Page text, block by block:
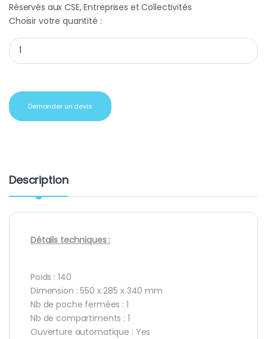
Réservés aux CSE, Entreprises et Collectivités
Choisir votre quantité :
Cadeaux d'affaires Trolley Ungaro Storia quantity
Demander un devis
Description
Détails techniques :
Poids : 140
Dimension : 550 x 285 x 340 mm
Nb de poche fermées : 1
Nb de compartiments : 1
Ouverture automatique : Yes